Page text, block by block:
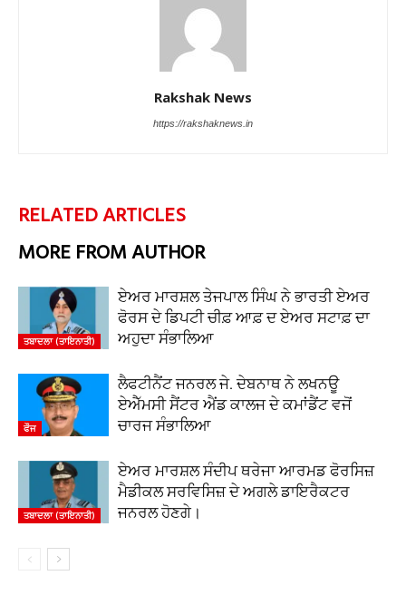
Rakshak News
https://rakshaknews.in
RELATED ARTICLES
MORE FROM AUTHOR
ਤਬਾਦਲਾ (ਤਾਇਨਾਤੀ)
ਏਅਰ ਮਾਰਸ਼ਲ ਤੇਜਪਾਲ ਸਿੰਘ ਨੇ ਭਾਰਤੀ ਏਅਰ
ਫੋਰਸ ਦੇ ਡਿਪਟੀ ਚੀਫ਼ ਆਫ਼ ਦ ਏਅਰ ਸਟਾਫ਼ ਦਾ
ਅਹੁਦਾ ਸੰਭਾਲਿਆ
ਫੌਜ
ਲੈਫਟੀਨੈਂਟ ਜਨਰਲ ਜੇ. ਦੇਬਨਾਥ ਨੇ ਲਖਨਊ
ਏਐੱਮਸੀ ਸੈਂਟਰ ਐਂਡ ਕਾਲਜ ਦੇ ਕਮਾਂਡੈਂਟ ਵਜੋਂ
ਚਾਰਜ ਸੰਭਾਲਿਆ
ਤਬਾਦਲਾ (ਤਾਇਨਾਤੀ)
ਏਅਰ ਮਾਰਸ਼ਲ ਸੰਦੀਪ ਥਰੇਜਾ ਆਰਮਡ ਫੋਰਸਿਜ਼
ਮੈਡੀਕਲ ਸਰਵਿਸਿਜ਼ ਦੇ ਅਗਲੇ ਡਾਇਰੈਕਟਰ
ਜਨਰਲ ਹੋਣਗੇ।